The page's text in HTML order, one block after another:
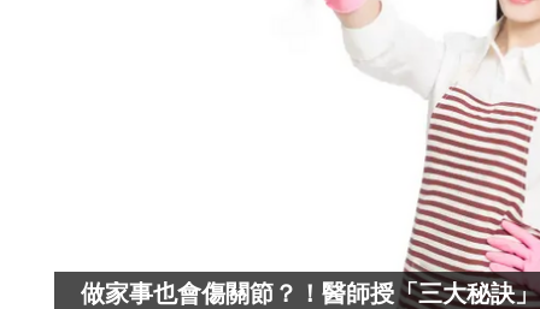
做家事也會傷關節？！醫師授「三大秘訣